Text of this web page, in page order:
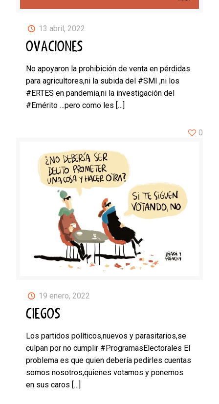
13 abril, 2022
OVACIONES
No apoyaron la prohibición de venta en pérdidas
para agricultores,ni la subida del #SMI ,ni los
#ERTES en pandemia,ni la investigación del
#Emérito …pero como les […]
19 enero, 2022
CIEGOS
Los partidos políticos,nuevos y parasitarios,se
culpan por no cumplir #ProgramasElectorales El
problema es que quien debería pedirles cuentas
somos nosotros,quienes votamos y ponemos
en sus caros […]
0